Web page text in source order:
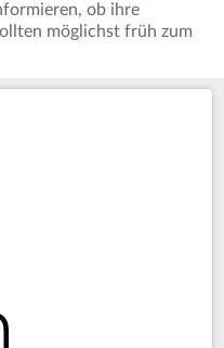
ob ihre
möglichst früh zum